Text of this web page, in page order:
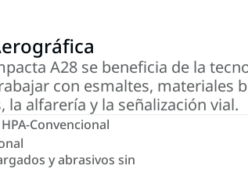
A28 se beneficia de la
con esmaltes, materiales
alfarería y la señalización vial.
Convencional
y abrasivos sin